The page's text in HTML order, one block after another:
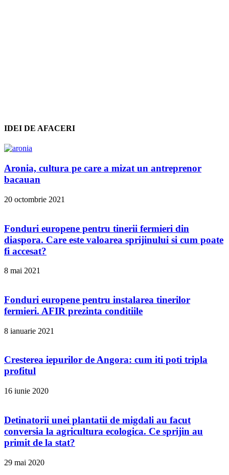
IDEI DE AFACERI
Aronia, cultura pe care a mizat un antreprenor
bacauan
20 octombrie 2021
Fonduri europene pentru tinerii fermieri din
diaspora. Care este valoarea sprijinului si cum poate
fi accesat?
8 mai 2021
Fonduri europene pentru instalarea tinerilor
fermieri. AFIR prezinta conditiile
8 ianuarie 2021
Cresterea iepurilor de Angora: cum iti poti tripla
profitul
16 iunie 2020
Detinatorii unei plantatii de migdali au facut
conversia la agricultura ecologica. Ce sprijin au
primit de la stat?
29 mai 2020